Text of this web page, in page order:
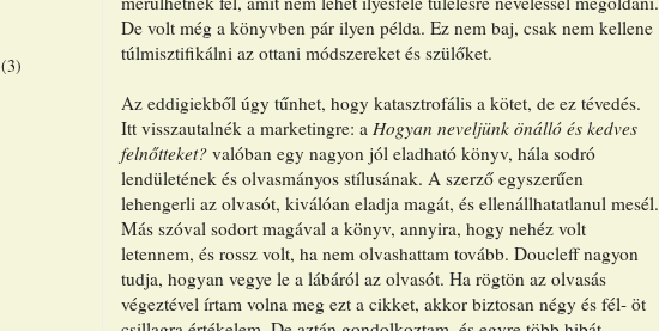
De volt még a könyvben pár ilyen példa. Ez nem baj, csak nem kellene
túlmisztifikálni az ottani módszereket és szülőket.
Az eddigiekből úgy tűnhet, hogy katasztrofális a kötet, de ez tévedés.
Itt visszautalnék a marketingre: a Hogyan neveljünk önálló és kedves
felnőtteket? valóban egy nagyon jól eladható könyv, hála sodró
lendületének és olvasmányos stílusának. A szerző egyszerűen
lehengerli az olvasót, kiválóan eladja magát, és ellenállhatatlanul mesél.
Más szóval sodort magával a könyv, annyira, hogy nehéz volt
letennem, és rossz volt, ha nem olvashattam tovább. Doucleff nagyon
tudja, hogyan vegye le a lábáról az olvasót. Ha rögtön az olvasás
végeztével írtam volna meg ezt a cikket, akkor biztosan négy és fél- öt
(3)